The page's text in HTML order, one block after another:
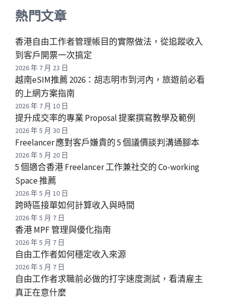
熱門文章
香港自由工作者管理帳目的實際做法，從追蹤收入
到客戶開票一次搞定
2026 年 7 月 23 日
越南eSIM推薦 2026：胡志明市到河內，旅遊前必看
的上網方案指南
2026 年 7 月 10 日
提升成交率的專業 Proposal 提案撰寫教學及範例
2026 年 5 月 30 日
Freelancer 應對客戶嫌貴的 5 個議價談判溝通腳本
2026 年 5 月 20 日
5 個適合香港 Freelancer 工作兼社交的 Co-working
Space 推薦
2026 年 5 月 10 日
跨時區接單如何計算收入與時間
2026 年 5 月 7 日
香港 MPF 管理與優化指南
2026 年 5 月 7 日
自由工作者如何穩定收入來源
2026 年 5 月 7 日
自由工作者求職前必做的打字速度測試，看清雇主
真正在意什麼